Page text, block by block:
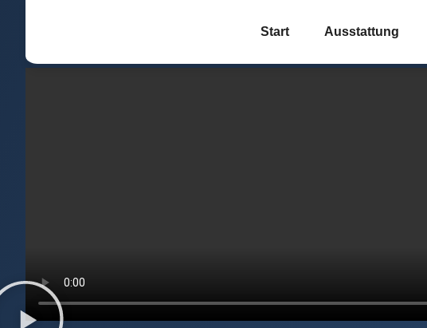
Start Ausstattung